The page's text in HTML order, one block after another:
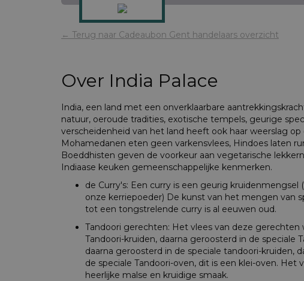
← Terug naar Cadeaubon Gent handelaars overzicht
Over India Palace
India, een land met een onverklaarbare
natuur, oeroude tradities, exotische tempels, geurige
verscheidenheid van het land heeft ook haar weerslag op
Mohamedanen eten geen varkensvlees, Hindoes laten
Boeddhisten geven de voorkeur aan vegetarische
Indiaase keuken gemeenschappelijke kenmerken.
de Curry's: Een curry is een geurig
onze kerriepoeder) De kunst van het mengen van
tot een tongstrelende curry is al eeuwen oud.
Tandoori gerechten: Het vlees van deze
Tandoori-kruiden, daarna geroosterd in de speciale
daarna geroosterd in de speciale tandoori-kruiden,
de speciale Tandoori-oven, dit is een klei-oven. Het
heerlijke malse en kruidige smaak.